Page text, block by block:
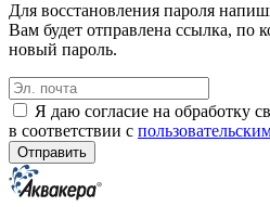
Для восстановления пароля
Вам будет отправлена ссылка, по
новый пароль.
Я даю согласие на обработку
в соответствии с